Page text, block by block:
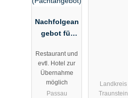
Nachfolgean
gebot für
in 4 Sterne
Hotel in
Bayern
(Pachtangeb
Restaurant und
evtl. Hotel zur
Übernahme
möglich
Passau
Landkreis
Traunstein